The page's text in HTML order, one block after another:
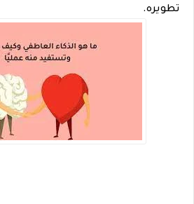
تطويره.